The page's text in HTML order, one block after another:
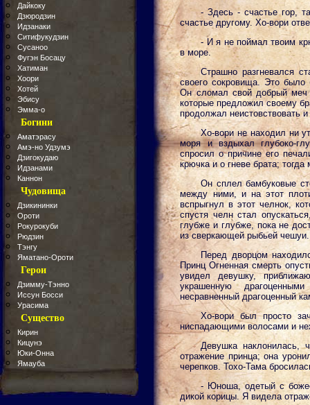
Дайкоку
Дзюродзин
Идзанаки
Ситифукудзин
Сусаноо
Фугэн Босацу
Хатиман
Хоори
Хотей
Эбису
Эмма-о
Богини
Аматэрасу
Амэ-но Удзумэ
Дзигокудаю
Идзанами
Каннон
Чудовища
Дзикининки
Ороти
Рокурокуби
Рюдзин
Тэнгу
Яматано-Ороти
Герои
Дзимму-Тэнно
Иссун Босси
Урасима
Существо
Кирин
Кицунэ
Юки-Онна
Ямауба
- Здесь - счастье гор,
счастье другому. Хо-вори
- И я не поймал твоим
в море.
Страшно разгневался
своего сокровища. Это было
Он сломал свой добрый меч
которые предложил своему
продолжал неистовствовать
Хо-вори не находил ни
моря и вздыхал глубоко-
спросил о причине его
крючка и о гневе брата;
Он сплел бамбуковые
между ними, и на этот
вспрыгнул в этот челнок,
спустя челн стал
глубже и глубже, пока не
из сверкающей рыбьей чешуи.
Перед дворцом
Принц Огненная смерть
увидел девушку,
украшенную
несравненный драгоценный
Хо-вори был просто
ниспадающими волосами и
Девушка наклонилась,
отражение принца; она
черепков. Тохо-Тама
- Юноша, одетый с
дикой корицы. Я видела